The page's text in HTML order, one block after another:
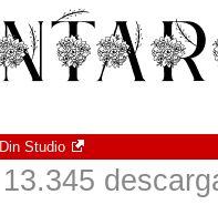
Din Studio
13.345